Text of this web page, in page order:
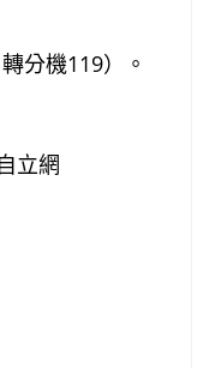
分機119）。
立網